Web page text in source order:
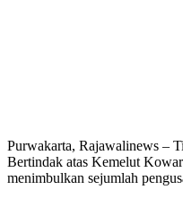
Purwakarta, Rajawalinews –
Bertindak atas Kemelut
menimbulkan sejumlah